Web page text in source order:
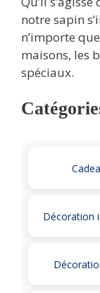
notre sapin
n’importe
maisons, les
spéciaux.
Décoration